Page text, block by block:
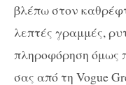
βλέπω στον
λεπτές γραμμές,
πληροφόρηση όμως
σας από τη Vogue